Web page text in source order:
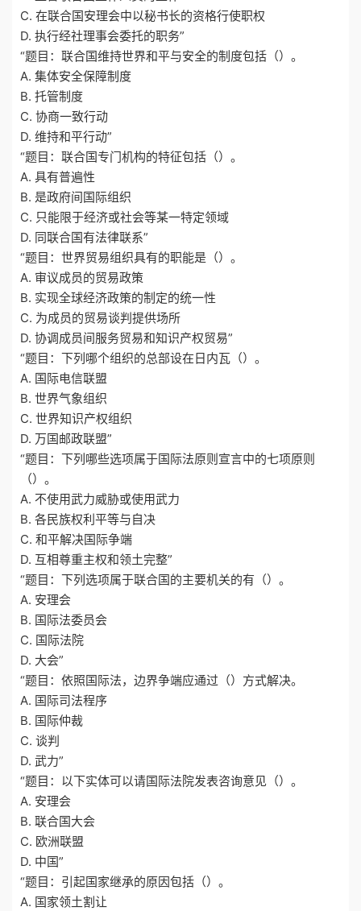
C. 在联合国安理会中以秘书长的资格行使职权
D. 执行经社理事会委托的职务”
“题目：联合国维持世界和平与安全的制度包括（）。
A. 集体安全保障制度
B. 托管制度
C. 协商一致行动
D. 维持和平行动”
“题目：联合国专门机构的特征包括（）。
A. 具有普遍性
B. 是政府间国际组织
C. 只能限于经济或社会等某一特定领域
D. 同联合国有法律联系”
“题目：世界贸易组织具有的职能是（）。
A. 审议成员的贸易政策
B. 实现全球经济政策的制定的统一性
C. 为成员的贸易谈判提供场所
D. 协调成员间服务贸易和知识产权贸易”
“题目：下列哪个组织的总部设在日内瓦（）。
A. 国际电信联盟
B. 世界气象组织
C. 世界知识产权组织
D. 万国邮政联盟”
“题目：下列哪些选项属于国际法原则宣言中的七项原则
（）。
A. 不使用武力威胁或使用武力
B. 各民族权利平等与自决
C. 和平解决国际争端
D. 互相尊重主权和领土完整”
“题目：下列选项属于联合国的主要机关的有（）。
A. 安理会
B. 国际法委员会
C. 国际法院
D. 大会”
“题目：依照国际法，边界争端应通过（）方式解决。
A. 国际司法程序
B. 国际仲裁
C. 谈判
D. 武力”
“题目：以下实体可以请国际法院发表咨询意见（）。
A. 安理会
B. 联合国大会
C. 欧洲联盟
D. 中国”
“题目：引起国家继承的原因包括（）。
A. 国家领土割让